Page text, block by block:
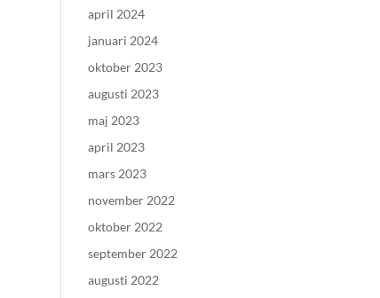
april 2024
januari 2024
oktober 2023
augusti 2023
maj 2023
april 2023
mars 2023
november 2022
oktober 2022
september 2022
augusti 2022